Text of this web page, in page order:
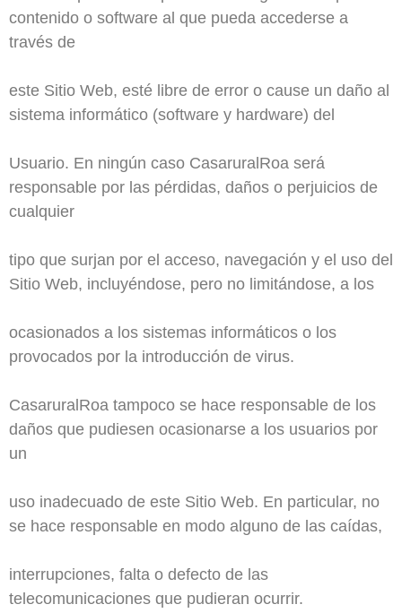
contenido o software al que pueda accederse a
través de
este Sitio Web, esté libre de error o cause un daño al
sistema informático (software y hardware) del
Usuario. En ningún caso CasaruralRoa será
responsable por las pérdidas, daños o perjuicios de
cualquier
tipo que surjan por el acceso, navegación y el uso del
Sitio Web, incluyéndose, pero no limitándose, a los
ocasionados a los sistemas informáticos o los
provocados por la introducción de virus.
CasaruralRoa tampoco se hace responsable de los
daños que pudiesen ocasionarse a los usuarios por
un
uso inadecuado de este Sitio Web. En particular, no
se hace responsable en modo alguno de las caídas,
interrupciones, falta o defecto de las
telecomunicaciones que pudieran ocurrir.